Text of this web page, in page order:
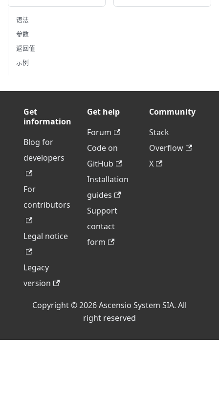
语法
参数
返回值
示例
Get
information
Blog for
developers
For
contributors
Legal notice
Legacy
version
Get help
Forum
Code on
GitHub
Installation
guides
Support
contact
form
Community
Stack
Overflow
X
Copyright © 2026 Ascensio System SIA. All
right reserved